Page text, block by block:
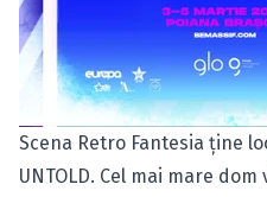
Scena Retro Fantesia ține
UNTOLD. Cel mai mare